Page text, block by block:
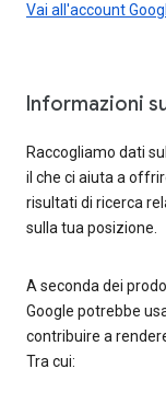
Vai all'account
Informazioni
Raccogliamo dati
il che ci aiuta a
risultati di ricerca
sulla tua posizione.
A seconda dei
Google potrebbe
contribuire a
Tra cui: